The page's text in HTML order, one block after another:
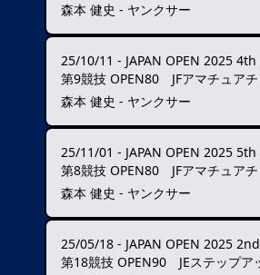
森本 健史 - ヤンクサー
25/10/11 - JAPAN OPEN 2025 4th
第9競技 OPEN80 JFアマチュア
森本 健史 - ヤンクサー
25/11/01 - JAPAN OPEN 2025 5th
第8競技 OPEN80 JFアマチュア
森本 健史 - ヤンクサー
25/05/18 - JAPAN OPEN 2025 2nd
第18競技 OPEN90 JEステップア